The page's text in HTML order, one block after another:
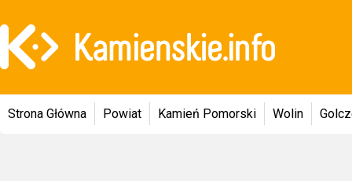
Strona Główna Powiat Kamień Pomorski Wolin